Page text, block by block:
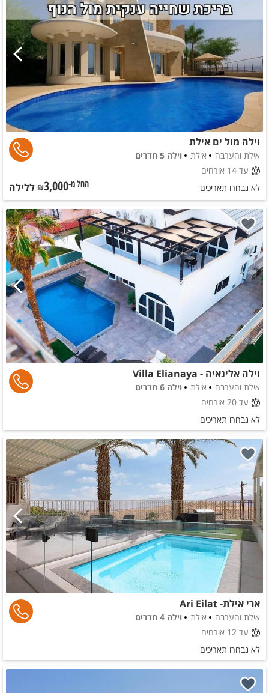
וילה מול ים אילת
אילת והערבה אילת
וילה 5 חדרים
עד 14 אורחים
לא נבחרו תאריכים
החל מ-₪3,000 ללילה
וילה אלינאיה - Villa Elianaya
אילת והערבה אילת
וילה 6 חדרים
עד 20 אורחים
לא נבחרו תאריכים
ארי אילת- Ari Eilat
אילת והערבה אילת
וילה 4 חדרים
עד 12 אורחים
לא נבחרו תאריכים